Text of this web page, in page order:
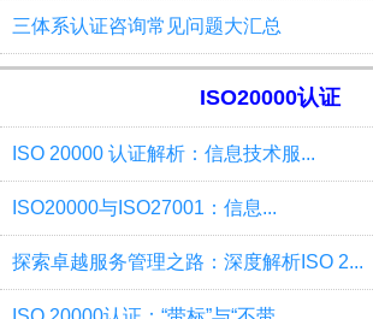
三体系认证咨询常见问题大汇总
ISO20000认证
ISO 20000 认证解析：信息技术服...
ISO20000与ISO27001：信息...
探索卓越服务管理之路：深度解析ISO 2...